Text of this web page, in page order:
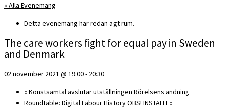
« Alla Evenemang
Detta evenemang har redan ägt rum.
The care workers fight for equal pay in Sweden
and Denmark
02 november 2021 @ 19:00- 20:30
«Konstsamtal avslutar utställningen Rörelsens andning
Roundtable: Digital Labour History OBS! INSTÄLLT»